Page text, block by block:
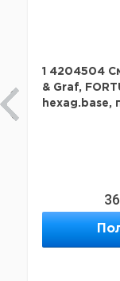
1 4204504
& Graf,
hexag.base,